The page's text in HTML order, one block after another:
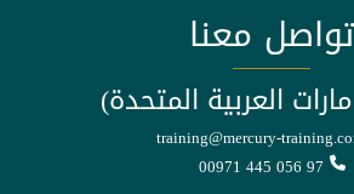
تواصل معنا
العربية المتحدة)
training@mercury-
00971 445 056 97